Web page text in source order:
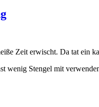
Zeit erwischt. Da tat ein
wenig Stengel mit